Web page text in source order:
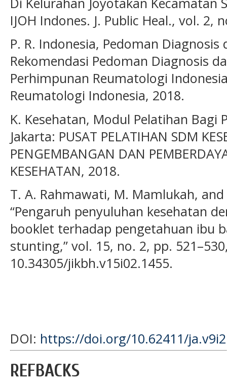
IJOH Indones. J. Public Heal., vol. 2,
P. R. Indonesia, Pedoman
Rekomendasi Pedoman Diagnosis
Perhimpunan Reumatologi
Reumatologi Indonesia, 2018.
K. Kesehatan, Modul Pelatihan Bagi
Jakarta: PUSAT PELATIHAN SDM
PENGEMBANGAN DAN
KESEHATAN, 2018.
T. A. Rahmawati, M. Mamlukah,
“Pengaruh penyuluhan kesehatan
booklet terhadap pengetahuan ibu
stunting,” vol. 15, no. 2, pp.
10.34305/jikbh.v15i02.1455.
DOI: https://doi.org/10.62411/
REFBACKS